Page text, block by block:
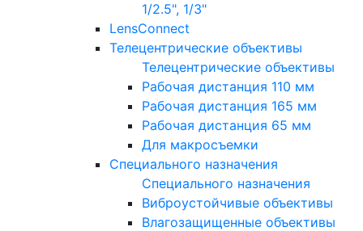
1/2.5", 1/3"
LensConnect
Телецентрические объективы
Телецентрические объективы
Рабочая дистанция 110 мм
Рабочая дистанция 165 мм
Рабочая дистанция 65 мм
Для макросъемки
Специального назначения
Специального назначения
Виброустойчивые объективы
Влагозащищенные объективы